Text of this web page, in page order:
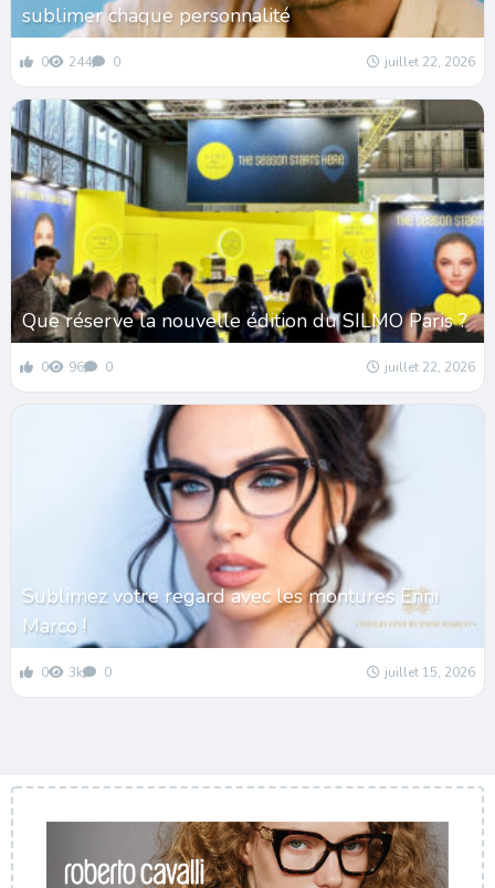
sublimer chaque personnalité
0 244 0 juillet 22, 2026
Que réserve la nouvelle édition du SILMO Paris ?
0 96 0 juillet 22, 2026
Sublimez votre regard avec les montures Enni
Marco !
0 3k 0 juillet 15, 2026